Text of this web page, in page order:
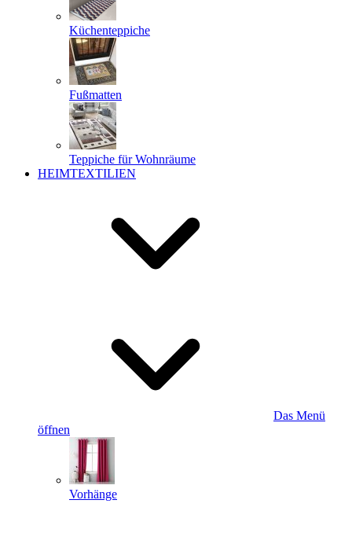
Küchenteppiche
Fußmatten
Teppiche für Wohnräume
HEIMTEXTILIEN
Das Menü
öffnen
Vorhänge